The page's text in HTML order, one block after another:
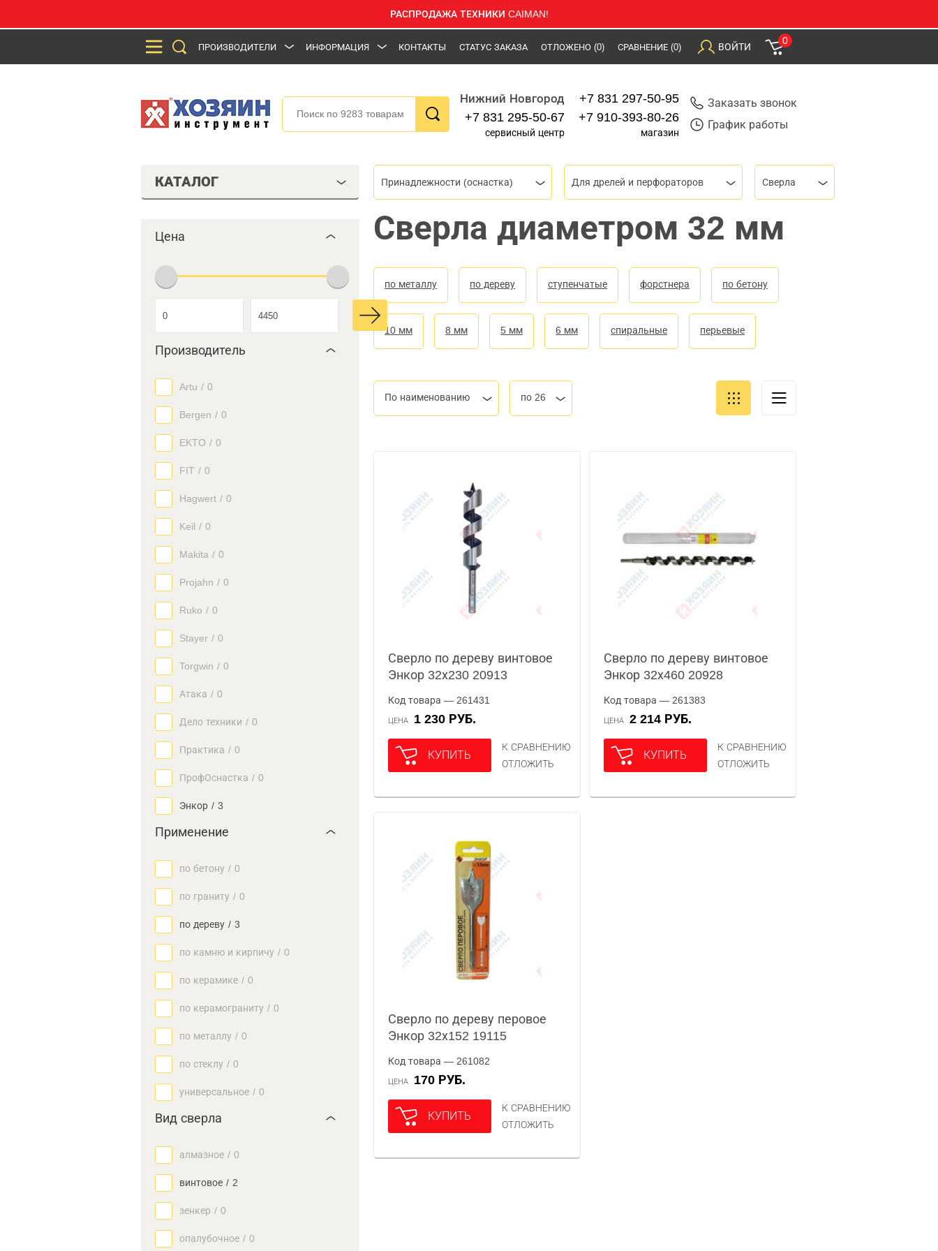
РАСПРОДАЖА ТЕХНИКИ CAIMAN!
ПРОИЗВОДИТЕЛИ ИНФОРМАЦИЯ КОНТАКТЫ СТАТУС ЗАКАЗА ОТЛОЖЕНО (0) СРАВНЕНИЕ (0) ВОЙТИ
0
Нижний Новгород
+7 831 295-50-67
сервисный центр
+7 831 297-50-95
+7 910-393-80-26
магазин
Заказать звонок
График работы
КАТАЛОГ
Цена
Производитель
Artu / 0
Bergen / 0
EKTO / 0
FIT / 0
Hagwert / 0
Keil / 0
Makita / 0
Projahn / 0
Ruko / 0
Stayer / 0
Torgwin / 0
Атака / 0
Дело техники / 0
Практика / 0
ПрофОснастка / 0
Энкор / 3
Применение
по бетону / 0
по граниту / 0
по дереву / 3
по камню и кирпичу / 0
по керамике / 0
по керамограниту / 0
по металлу / 0
по стеклу / 0
универсальное / 0
Вид сверла
алмазное / 0
винтовое / 2
зенкер / 0
опалубочное / 0
Принадлежности (оснастка) Для дрелей и перфораторов Сверла
Сверла диаметром 32 мм
по металлу по дереву ступенчатые форстнера по бетону
10 мм 8 мм 5 мм 6 мм спиральные перьевые
По наименованию по 26
Сверло по дереву винтовое
Энкор 32х230 20913
Код товара — 261431
ЦЕНА 1 230 РУБ.
КУПИТЬ
К СРАВНЕНИЮ
ОТЛОЖИТЬ
Сверло по дереву винтовое
Энкор 32х460 20928
Код товара — 261383
ЦЕНА 2 214 РУБ.
КУПИТЬ
К СРАВНЕНИЮ
ОТЛОЖИТЬ
Сверло по дереву перовое
Энкор 32х152 19115
Код товара — 261082
ЦЕНА 170 РУБ.
КУПИТЬ
К СРАВНЕНИЮ
ОТЛОЖИТЬ